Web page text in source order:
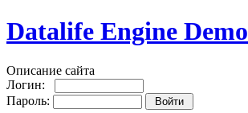
Datalife Engine Demo
Описание сайта
Логин:
Пароль: